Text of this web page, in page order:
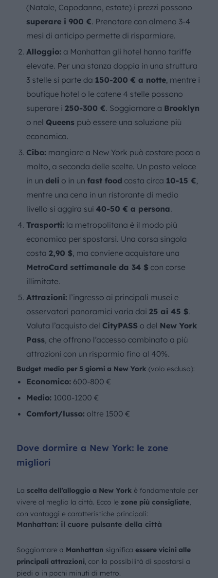
(Natale, Capodanno, estate) i prezzi possono
superare i 900 €. Prenotare con almeno 3-4
mesi di anticipo permette di risparmiare.
Alloggio:a Manhattan gli hotel hanno tariffe
elevate. Per una stanza doppia in una struttura
3 stelle si parte da 150-200 € a notte, mentre i
boutique hotel o le catene 4 stelle possono
superare i 250-300 €. Soggiornare a Brooklyn
o nel Queens può essere una soluzione più
economica.
Cibo:mangiare a New York può costare poco o
molto, a seconda delle scelte. Un pasto veloce
in un deli o in un fast foodcosta circa 10-15 €,
mentre una cena in un ristorante di medio
livello si aggira sui 40-50 € a persona.
Trasporti:la metropolitana è il modo più
economico per spostarsi. Una corsa singola
costa 2,90 $, ma conviene acquistare una
MetroCard settimanale da 34 $con corse
illimitate.
Attrazioni:l’ingresso ai principali musei e
osservatori panoramici varia dai 25 ai 45 $.
Valuta l’acquisto del CityPASSo del New York
Pass, che offrono l’accesso combinato a più
attrazioni con un risparmio fino al 40%.
Budget medio per 5 giorni a New York (volo escluso):
Economico:600-800 €
Medio:1000-1200 €
Comfort/lusso:oltre 1500 €
Dove dormire a New York: le zone
migliori
La scelta dell’alloggio a New York è fondamentale per
vivere al meglio la città. Ecco le zone più consigliate,
con vantaggi e caratteristiche principali:
Manhattan: il cuore pulsante della città
Soggiornare a Manhattan significa essere vicini alle
principali attrazioni, con la possibilità di spostarsi a
piedi o in pochi minuti di metro.